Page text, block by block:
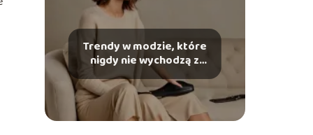
Trendy w modzie, które
nigdy nie wychodzą z
mody